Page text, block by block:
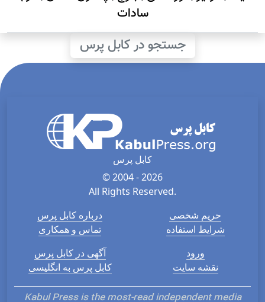
سادات
جستجو در کابل پرس
کابل پرس
© 2004 - 2026
All Rights Reserved.
درباره کابل پرس
تماس و همکاری
حریم شخصی
شرایط استفاده
آگهی در کابل پرس
کابل پرس به انگلیسی
ورود
نقشه سایت
Kabul Press is the most-read independent media